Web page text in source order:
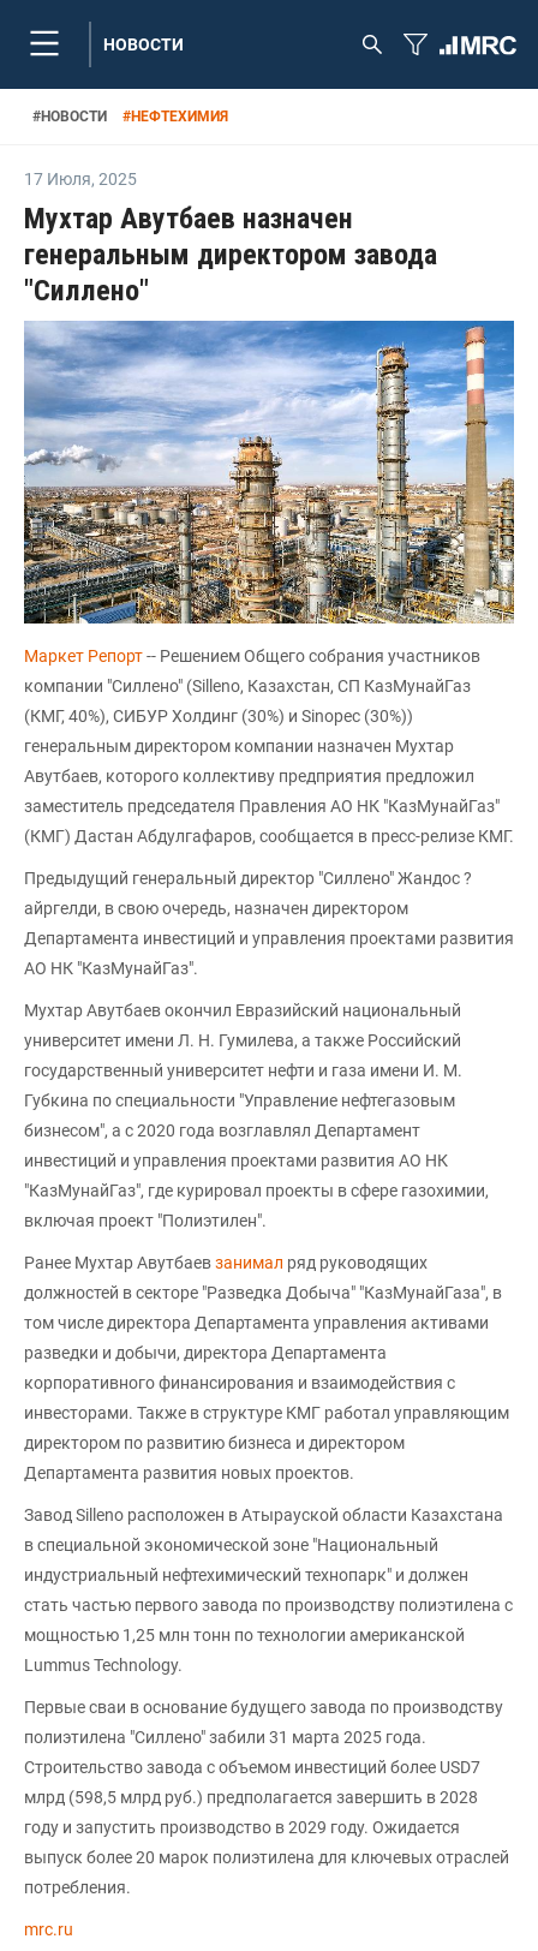
НОВОСТИ
#НОВОСТИ #НЕФТЕХИМИЯ
17 Июля, 2025
Мухтар Авутбаев назначен
генеральным директором завода
"Силлено"
Маркет Репорт-- Решением Общего собрания участников
компании "Силлено" (Silleno, Казахстан, СП КазМунайГаз
(КМГ, 40%), СИБУР Холдинг (30%) и Sinopec (30%))
генеральным директором компании назначен Мухтар
Авутбаев, которого коллективу предприятия предложил
заместитель председателя Правления АО НК "КазМунайГаз"
(КМГ) Дастан Абдулгафаров, сообщается в пресс-релизе КМГ.
Предыдущий генеральный директор "Силлено" Жандос ?
айргелди, в свою очередь, назначен директором
Департамента инвестиций и управления проектами развития
АО НК "КазМунайГаз".
Мухтар Авутбаев окончил Евразийский национальный
университет имени Л. Н. Гумилева, а также Российский
государственный университет нефти и газа имени И. М.
Губкина по специальности "Управление нефтегазовым
бизнесом", а с 2020 года возглавлял Департамент
инвестиций и управления проектами развития АО НК
"КазМунайГаз", где курировал проекты в сфере газохимии,
включая проект "Полиэтилен".
Ранее Мухтар Авутбаевзанимал ряд руководящих
должностей в секторе "Разведка Добыча" "КазМунайГаза", в
том числе директора Департамента управления активами
разведки и добычи, директора Департамента
корпоративного финансирования и взаимодействия с
инвесторами. Также в структуре КМГ работал управляющим
директором по развитию бизнеса и директором
Департамента развития новых проектов.
Завод Silleno расположен в Атырауской области Казахстана
в специальной экономической зоне "Национальный
индустриальный нефтехимический технопарк" и должен
стать частью первого завода по производству полиэтилена с
мощностью 1,25 млн тонн по технологии американской
Lummus Technology.
Первые сваи в основание будущего завода по производству
полиэтилена "Силлено" забили 31 марта 2025 года.
Строительство завода с объемом инвестиций более USD7
млрд (598,5 млрд руб.) предполагается завершить в 2028
году и запустить производство в 2029 году. Ожидается
выпуск более 20 марок полиэтилена для ключевых отраслей
потребления.
mrc.ru